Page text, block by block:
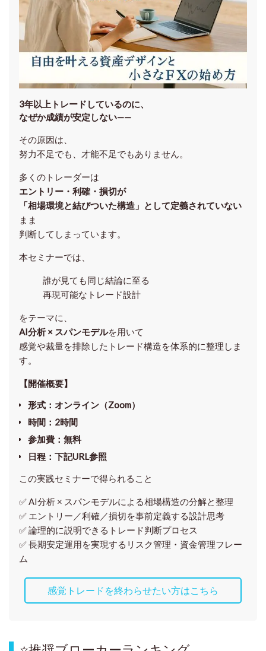
3年以上トレードしているのに、
なぜか成績が安定しない——
その原因は、
努力不足でも、才能不足でもありません。
多くのトレーダーは
エントリー・利確・損切が
「相場環境と結びついた構造」として定義されていない
まま
判断してしまっています。
本セミナーでは、
誰が見ても同じ結論に至る
再現可能なトレード設計
をテーマに、
AI分析 × スパンモデルを用いて
感覚や裁量を排除したトレード構造を体系的に整理しま
す。
【開催概要】
形式：オンライン（Zoom）
時間：2時間
参加費：無料
日程：下記URL参照
この実践セミナーで得られること
✅ AI分析 × スパンモデルによる相場構造の分解と整理
✅ エントリー／利確／損切を事前定義する設計思考
✅ 論理的に説明できるトレード判断プロセス
✅ 長期安定運用を実現するリスク管理・資金管理フレー
ム
感覚トレードを終わらせたい方はこちら